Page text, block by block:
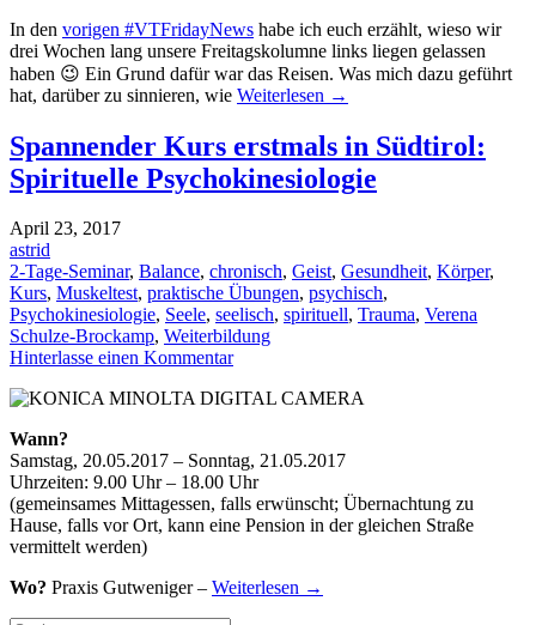
In den vorigen #VTFridayNews habe ich euch erzählt, wieso wir
drei Wochen lang unsere Freitagskolumne links liegen gelassen
haben 😉 Ein Grund dafür war das Reisen. Was mich dazu geführt
hat, darüber zu sinnieren, wie Weiterlesen →
Spannender Kurs erstmals in Südtirol:
Spirituelle Psychokinesiologie
April 23, 2017
astrid
2-Tage-Seminar, Balance, chronisch, Geist, Gesundheit, Körper,
Kurs, Muskeltest, praktische Übungen, psychisch,
Psychokinesiologie, Seele, seelisch, spirituell, Trauma, Verena
Schulze-Brockamp, Weiterbildung
Hinterlasse einen Kommentar
Wann?
Samstag, 20.05.2017 – Sonntag, 21.05.2017
Uhrzeiten: 9.00 Uhr – 18.00 Uhr
(gemeinsames Mittagessen, falls erwünscht; Übernachtung zu
Hause, falls vor Ort, kann eine Pension in der gleichen Straße
vermittelt werden)
Wo? Praxis Gutweniger – Weiterlesen →